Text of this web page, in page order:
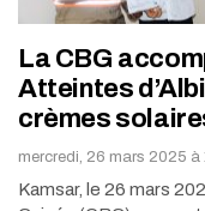
La CBG
Atteintes
crèmes
mercredi, 26 mars 2025 à
Kamsar, le 26 mars